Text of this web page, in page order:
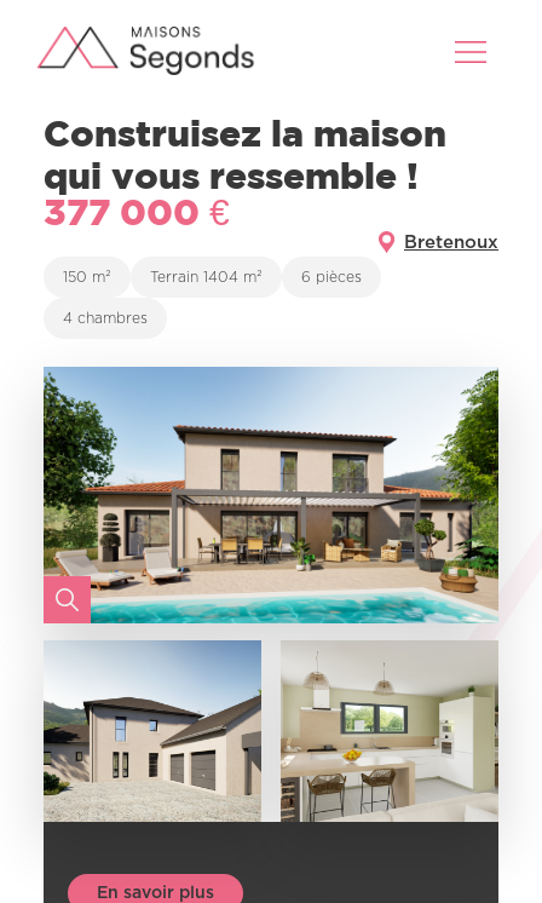
Construisez la maison
qui vous ressemble !
377 000 €
150 m² Terrain 1404 m² 6 pièces
4 chambres
Bretenoux
En savoir plus